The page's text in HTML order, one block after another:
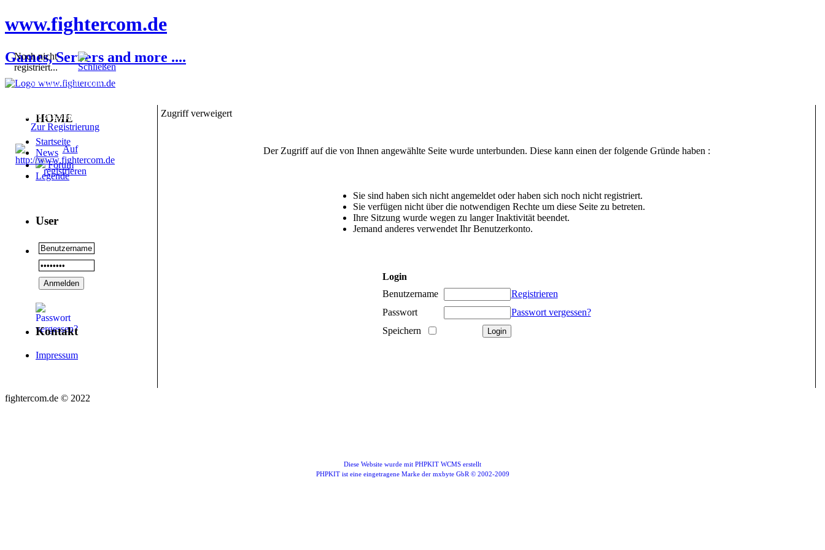
www.fightercom.de
Games, Servers and more ....
HOME
Startseite
News
Forum
Legende
User
Kontakt
Impressum
Zugriff verweigert
Der Zugriff auf die von Ihnen angewählte Seite wurde unterbunden. Diese kann einen der folgende Gründe haben :
Sie sind haben sich nicht angemeldet oder haben sich noch nicht registriert.
Sie verfügen nicht über die notwendigen Rechte um diese Seite zu betreten.
Ihre Sitzung wurde wegen zu langer Inaktivität beendet.
Jemand anderes verwendet Ihr Benutzerkonto.
Login
Benutzername
Registrieren
Passwort
Passwort vergessen?
Speichern
fightercom.de © 2022
Noch nicht
registriert...
Sie sind noch nicht
nicht zugänglich sein.
Zur Registrierung
Diese Website wurde mit PHPKIT WCMS erstellt
PHPKIT ist eine eingetragene Marke der mxbyte GbR © 2002-2009